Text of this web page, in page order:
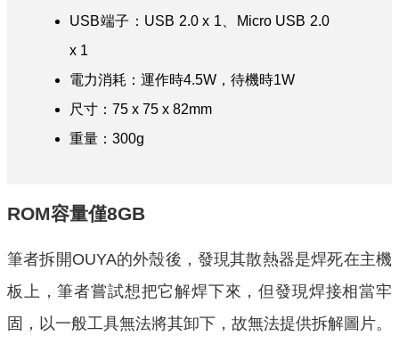
USB端子：USB 2.0 x 1、Micro USB 2.0
x 1
電力消耗：運作時4.5W，待機時1W
尺寸：75 x 75 x 82mm
重量：300g
ROM容量僅8GB
筆者拆開OUYA的外殼後，發現其散熱器是焊死在主機
板上，筆者嘗試想把它解焊下來，但發現焊接相當牢
固，以一般工具無法將其卸下，故無法提供拆解圖片。